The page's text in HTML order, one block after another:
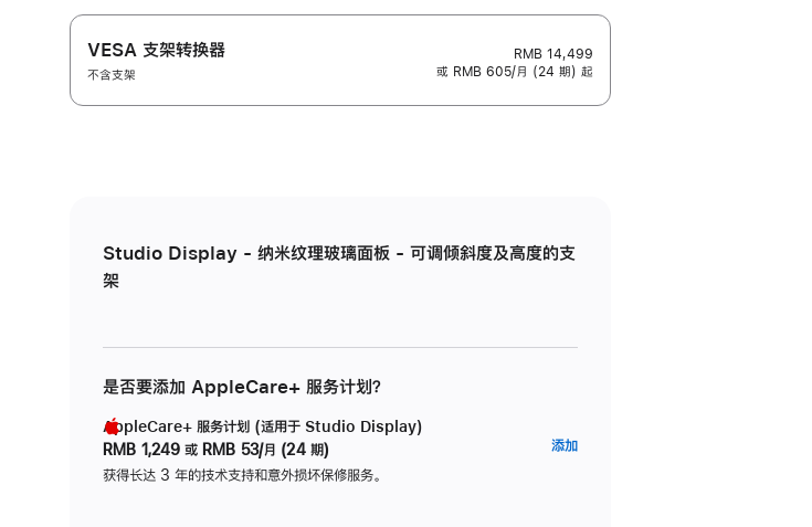
VESA 支架转换器
不含支架
RMB 14,499
或 RMB 605/月 (24 期) 起
Studio Display - 纳米纹理玻璃面板 - 可调倾斜度及高度的支
架
是否要添加 AppleCare+ 服务计划？
AppleCare+ 服务计划 (适用于 Studio Display)
RMB 1,249 或 RMB 53/月 (24 期)
获得长达 3 年的技术支持和意外损坏保修服务。
添加